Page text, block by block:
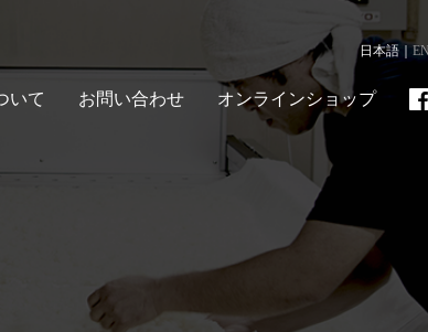
いて お問い合わせ オンラインショップ
日本語